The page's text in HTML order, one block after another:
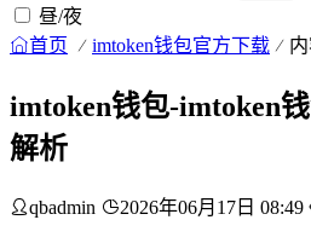
昼/夜
首页 imtoken钱包官方下载
imtoken钱包-imtoken
解析
qbadmin 2026年06月17日 08:49